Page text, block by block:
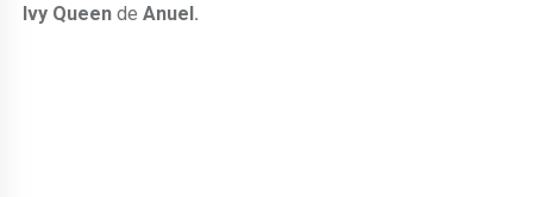
Ivy Queen deAnuel.